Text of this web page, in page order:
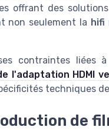
offrant des
non seulement la hifi
contraintes liées
l'adaptation HDMI
techniques
de